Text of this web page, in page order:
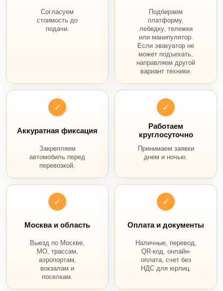
Согласуем
стоимость до
подачи.
Подбираем
платформу,
лебедку, тележки
или манипулятор.
Если эвакуатор не
может подъехать,
направляем другой
вариант техники.
✓
Аккуратная фиксация
Закрепляем
автомобиль перед
перевозкой.
✓
Работаем
круглосуточно
Принимаем заявки
днем и ночью.
✓
Москва и область
Выезд по Москве,
МО, трассам,
аэропортам,
вокзалам и
поселкам.
✓
Оплата и документы
Наличные, перевод,
QR-код, онлайн-
оплата, счет без
НДС для юрлиц.